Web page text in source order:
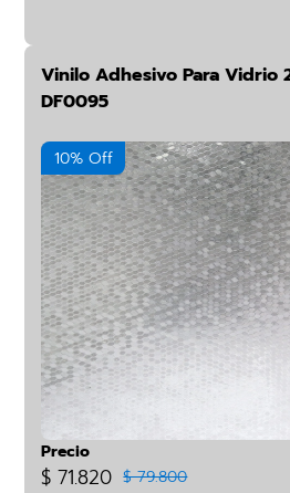
Vinilo Adhesivo Para Vidrio
DF0095
10% Off
Precio
$ 71.820 $ 79.800